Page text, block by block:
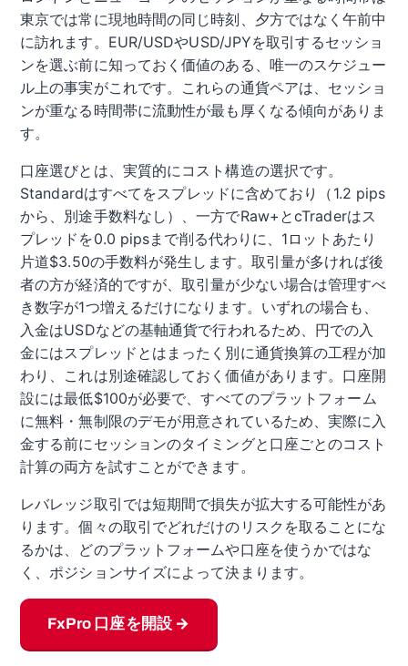
東京では常に現地時間の同じ時刻、夕方ではなく午前中
に訪れます。EUR/USDやUSD/JPYを取引するセッショ
ンを選ぶ前に知っておく価値のある、唯一のスケジュー
ル上の事実がこれです。これらの通貨ペアは、セッショ
ンが重なる時間帯に流動性が最も厚くなる傾向がありま
す。
口座選びとは、実質的にコスト構造の選択です。
Standardはすべてをスプレッドに含めており（1.2 pips
から、別途手数料なし）、一方でRaw+とcTraderはス
プレッドを0.0 pipsまで削る代わりに、1ロットあたり
片道$3.50の手数料が発生します。取引量が多ければ後
者の方が経済的ですが、取引量が少ない場合は管理すべ
き数字が1つ増えるだけになります。いずれの場合も、
入金はUSDなどの基軸通貨で行われるため、円での入
金にはスプレッドとはまったく別に通貨換算の工程が加
わり、これは別途確認しておく価値があります。口座開
設には最低$100が必要で、すべてのプラットフォーム
に無料・無制限のデモが用意されているため、実際に入
金する前にセッションのタイミングと口座ごとのコスト
計算の両方を試すことができます。
レバレッジ取引では短期間で損失が拡大する可能性があ
ります。個々の取引でどれだけのリスクを取ることにな
るかは、どのプラットフォームや口座を使うかではな
く、ポジションサイズによって決まります。
FxPro 口座を開設 →